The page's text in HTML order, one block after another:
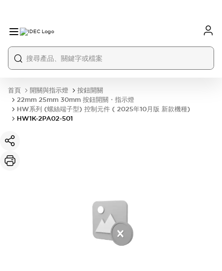
首頁 開關與指示燈
按鈕開關
22mm 25mm 30mm 按鈕開關・指示燈
HW系列 (螺絲端子型) 控制元件 ( 2025年10月版 新款機種)
HW1K-2PA02-501